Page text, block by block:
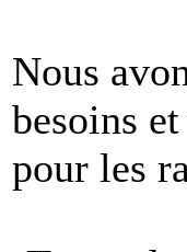
Nous
besoins
pour les